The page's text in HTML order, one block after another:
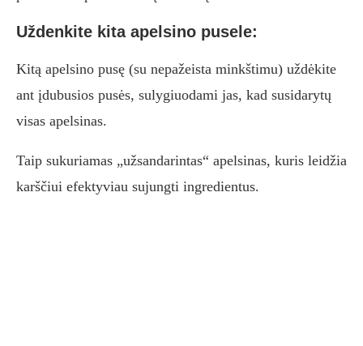
Uždenkite kita apelsino pusele:
Kitą apelsino pusę (su nepažeista minkštimu) uždėkite
ant įdubusios pusės, sulygiuodami jas, kad susidarytų
visas apelsinas.
Taip sukuriamas „užsandarintas“ apelsinas, kuris leidžia
karščiui efektyviau sujungti ingredientus.